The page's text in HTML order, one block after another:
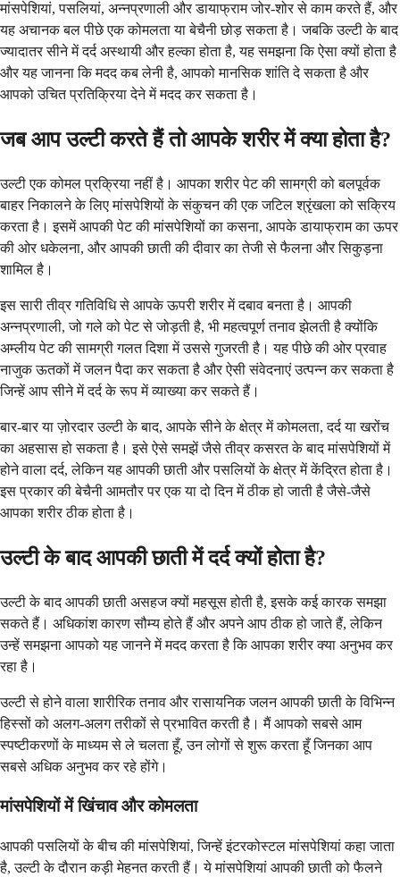
मांसपेशियां, पसलियां, अन्नप्रणाली और डायाफ्राम जोर-शोर से काम करते हैं, और
यह अचानक बल पीछे एक कोमलता या बेचैनी छोड़ सकता है। जबकि उल्टी के बाद
ज्यादातर सीने में दर्द अस्थायी और हल्का होता है, यह समझना कि ऐसा क्यों होता है
और यह जानना कि मदद कब लेनी है, आपको मानसिक शांति दे सकता है और
आपको उचित प्रतिक्रिया देने में मदद कर सकता है।
जब आप उल्टी करते हैं तो आपके शरीर में क्या होता है?
उल्टी एक कोमल प्रक्रिया नहीं है। आपका शरीर पेट की सामग्री को बलपूर्वक
बाहर निकालने के लिए मांसपेशियों के संकुचन की एक जटिल श्रृंखला को सक्रिय
करता है। इसमें आपकी पेट की मांसपेशियों का कसना, आपके डायाफ्राम का ऊपर
की ओर धकेलना, और आपकी छाती की दीवार का तेजी से फैलना और सिकुड़ना
शामिल है।
इस सारी तीव्र गतिविधि से आपके ऊपरी शरीर में दबाव बनता है। आपकी
अन्नप्रणाली, जो गले को पेट से जोड़ती है, भी महत्वपूर्ण तनाव झेलती है क्योंकि
अम्लीय पेट की सामग्री गलत दिशा में उससे गुजरती है। यह पीछे की ओर प्रवाह
नाजुक ऊतकों में जलन पैदा कर सकता है और ऐसी संवेदनाएं उत्पन्न कर सकता है
जिन्हें आप सीने में दर्द के रूप में व्याख्या कर सकते हैं।
बार-बार या ज़ोरदार उल्टी के बाद, आपके सीने के क्षेत्र में कोमलता, दर्द या खरोंच
का अहसास हो सकता है। इसे ऐसे समझें जैसे तीव्र कसरत के बाद मांसपेशियों में
होने वाला दर्द, लेकिन यह आपकी छाती और पसलियों के क्षेत्र में केंद्रित होता है।
इस प्रकार की बेचैनी आमतौर पर एक या दो दिन में ठीक हो जाती है जैसे-जैसे
आपका शरीर ठीक होता है।
उल्टी के बाद आपकी छाती में दर्द क्यों होता है?
उल्टी के बाद आपकी छाती असहज क्यों महसूस होती है, इसके कई कारक समझा
सकते हैं। अधिकांश कारण सौम्य होते हैं और अपने आप ठीक हो जाते हैं, लेकिन
उन्हें समझना आपको यह जानने में मदद करता है कि आपका शरीर क्या अनुभव कर
रहा है।
उल्टी से होने वाला शारीरिक तनाव और रासायनिक जलन आपकी छाती के विभिन्न
हिस्सों को अलग-अलग तरीकों से प्रभावित करती है। मैं आपको सबसे आम
स्पष्टीकरणों के माध्यम से ले चलता हूँ, उन लोगों से शुरू करता हूँ जिनका आप
सबसे अधिक अनुभव कर रहे होंगे।
मांसपेशियों में खिंचाव और कोमलता
आपकी पसलियों के बीच की मांसपेशियां, जिन्हें इंटरकोस्टल मांसपेशियां कहा जाता
है, उल्टी के दौरान कड़ी मेहनत करती हैं। ये मांसपेशियां आपकी छाती को फैलने